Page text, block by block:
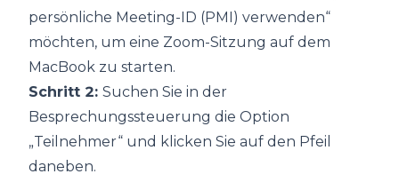
persönliche Meeting-ID (PMI) verwenden“
möchten, um eine Zoom-Sitzung auf dem
MacBook zu starten.
Schritt 2: Suchen Sie in der
Besprechungssteuerung die Option
„Teilnehmer“ und klicken Sie auf den Pfeil
daneben.